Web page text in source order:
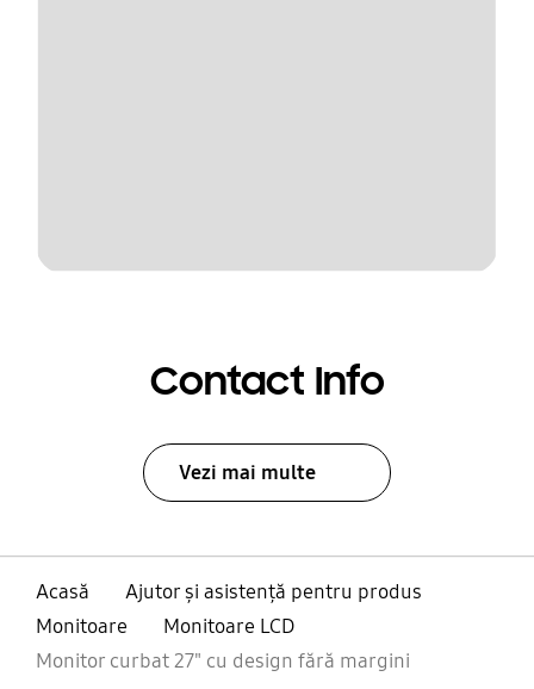
Contact Info
Vezi mai multe
Acasă
Ajutor și asistență pentru produs
Monitoare
Monitoare LCD
Monitor curbat 27" cu design fără margini